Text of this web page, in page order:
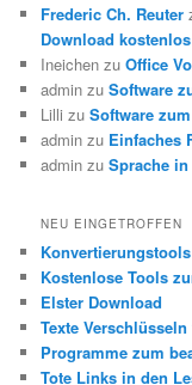
Frederic Ch. Reuter
Download kostenlos
Ineichen zuOffice
admin zuSoftware
Lilli zuSoftware
admin zu Einfaches
admin zuSprache
NEU EINGETROFFEN
Kostenlose Tools
Elster Download
Texte
Programme zum
Tote Links in den